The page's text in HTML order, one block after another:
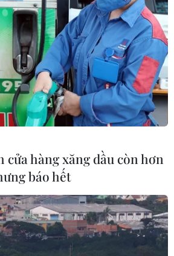
bị cáo Trần Phương Bình là chủ
bị cáo trong vụ án và các đối
hiện các hành vi phạm tội xuyên
hàng Đông Á.
cửa hàng xăng dầu còn hơn
báo hết